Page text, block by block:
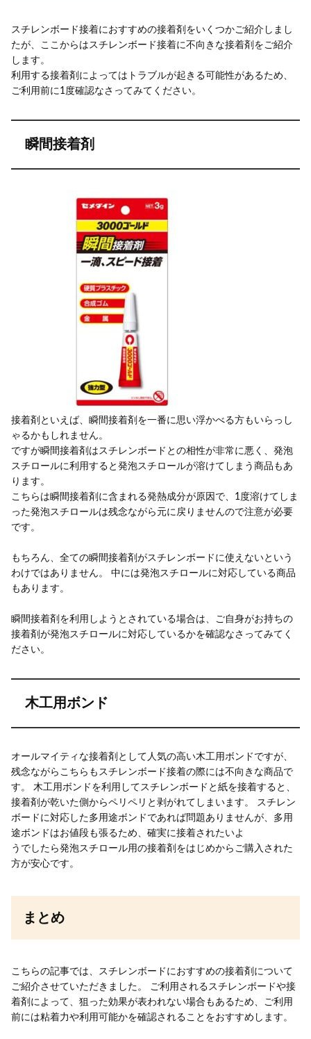
スチレンボード接着におすすめの接着剤をいくつかご紹介しまし
たが、ここからはスチレンボード接着に不向きな接着剤をご紹介
します。
利用する接着剤によってはトラブルが起きる可能性があるため、
ご利用前に1度確認なさってみてください。
瞬間接着剤
接着剤といえば、瞬間接着剤を一番に思い浮かべる方もいらっし
ゃるかもしれません。
ですが瞬間接着剤はスチレンボードとの相性が非常に悪く、発泡
スチロールに利用すると発泡スチロールが溶けてしまう商品もあ
ります。
こちらは瞬間接着剤に含まれる発熱成分が原因で、1度溶けてしま
った発泡スチロールは残念ながら元に戻りませんので注意が必要
です。
もちろん、全ての瞬間接着剤がスチレンボードに使えないという
わけではありません。 中には発泡スチロールに対応している商品
もあります。
瞬間接着剤を利用しようとされている場合は、ご自身がお持ちの
接着剤が発泡スチロールに対応しているかを確認なさってみてく
ださい。
木工用ボンド
オールマイティな接着剤として人気の高い木工用ボンドですが、
残念ながらこちらもスチレンボード接着の際には不向きな商品で
す。 木工用ボンドを利用してスチレンボードと紙を接着すると、
接着剤が乾いた側からペリペリと剥がれてしまいます。 スチレン
ボードに対応した多用途ボンドであれば問題ありませんが、多用
途ボンドはお値段も張るため、確実に接着されたいよ
うでしたら発泡スチロール用の接着剤をはじめからご購入された
方が安心です。
まとめ
こちらの記事では、スチレンボードにおすすめの接着剤について
ご紹介させていただきました。 ご利用されるスチレンボードや接
着剤によって、狙った効果が表われない場合もあるため、ご利用
前には粘着力や利用可能かを確認されることをおすすめします。